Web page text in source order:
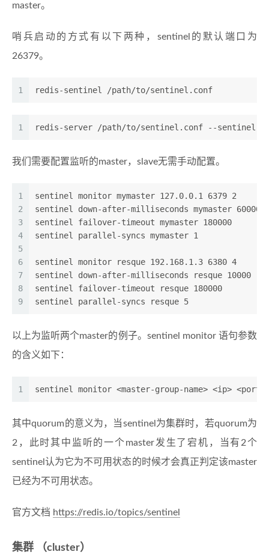
master。
哨兵启动的方式有以下两种，sentinel的默认端口为
26379。
1 redis-sentinel /path/to/sentinel.conf
1 redis-server /path/to/sentinel.conf --sentinel
我们需要配置监听的master，slave无需手动配置。
1
2
3
4
5
6
7
8
9
sentinel monitor mymaster 127.0.0.1 6379 2
sentinel down-after-milliseconds mymaster 60000
sentinel failover-timeout mymaster 180000
sentinel parallel-syncs mymaster 1
sentinel monitor resque 192.168.1.3 6380 4
sentinel down-after-milliseconds resque 10000
sentinel failover-timeout resque 180000
sentinel parallel-syncs resque 5
以上为监听两个master的例子。sentinel monitor 语句参数
的含义如下：
1 sentinel monitor <master-group-name> <ip> <port>
其中quorum的意义为，当sentinel为集群时，若quorum为
2，此时其中监听的一个master发生了宕机，当有2个
sentinel认为它为不可用状态的时候才会真正判定该master
已经为不可用状态。
官方文档 https://redis.io/topics/sentinel
集群 （cluster）